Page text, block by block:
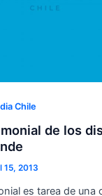
Chile
de los
15, 2013
es tarea de una